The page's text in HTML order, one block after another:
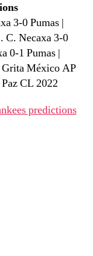
3-0 Pumas |
C. Necaxa 3-0
0-1 Pumas |
Grita México AP
CL 2022
predictions